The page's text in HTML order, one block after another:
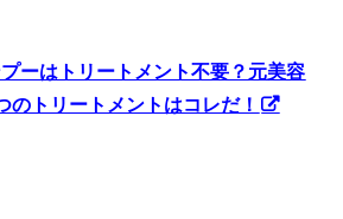
ーはトリートメント不要？元美容
のトリートメントはコレだ！